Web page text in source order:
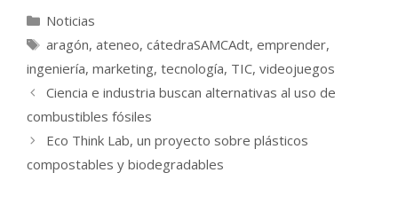
Categorías
Noticias
Etiquetas
aragón, ateneo, cátedraSAMCAdt, emprender,
ingeniería, marketing, tecnología, TIC, videojuegos
Ciencia e industria buscan alternativas al uso de
combustibles fósiles
Eco Think Lab, un proyecto sobre plásticos
compostables y biodegradables